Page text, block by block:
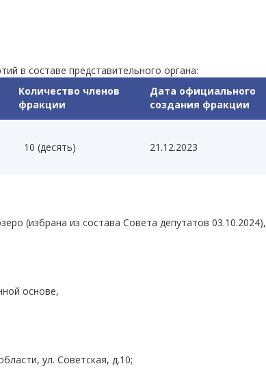
в составе представительного органа:
Количество членов
фракции
Дата официального
cоздания фракции
10 (десять) 21.12.2023
(избрана из состава Совета депутатов 03.10.2024),
основе,
ул. Советская, д.10;